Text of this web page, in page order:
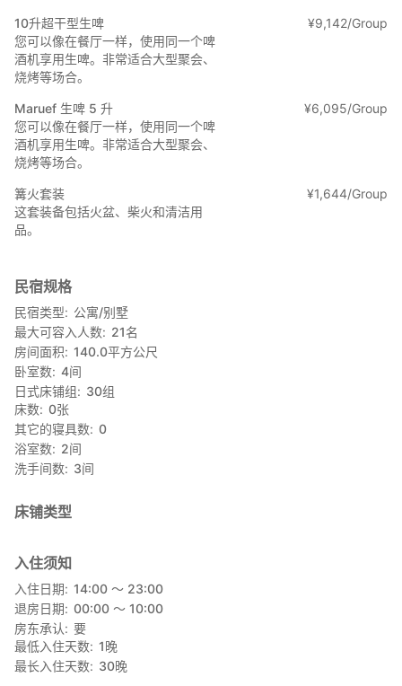
9 位客人 113,850 日元
10 位客人 118,800 日元
11 位客人 123,750 日元
12 位客人 128,700 日元
14 位客人 138,600 日元
15 位客人 143,550 日元
16 位客人 148,500 日元
17 位客人 153,450 日元
18 位客人 158,400 日元
19 位客人 163,350 日元
20 位客人¥168,300
21人 173,250
■B 表价格（周日及节假日前）
人数 *含税
基本价格（最多 6 人）
85,800
7 人 90,750
8 人 95,700
9 人 100,650
10 人 105,600
11 人 110,550
12 人 115,500
13 人 120,450
15 人 130,350
18 人 145,200
19 人 150,150
20 人 155,100
21 人 160,050
22 人及以上：请咨询。
■C 套餐价格（周日至周五或周日或公众假期前一天）
10升超干型生啤
您可以像在餐厅一样，使用同一个啤
酒机享用生啤。非常适合大型聚会、
烧烤等场合。
¥9,142/Group
Maruef 生啤 5 升
您可以像在餐厅一样，使用同一个啤
酒机享用生啤。非常适合大型聚会、
烧烤等场合。
¥6,095/Group
篝火套装
这套装备包括火盆、柴火和清洁用
品。
¥1,644/Group
民宿规格
民宿类型
公寓/别墅
最大可容入人数
21名
房间面积
140.0平方公尺
卧室数 4间
日式床铺组
30组
床数 0张
其它的寝具数 0
浴室数
2间
洗手间数
3间
床铺类型
入住须知
入住日期
14:00 〜 23:00
退房日期
00:00 〜 10:00
房东承认
要
最低入住天数 1晚
最长入住天数
30晚